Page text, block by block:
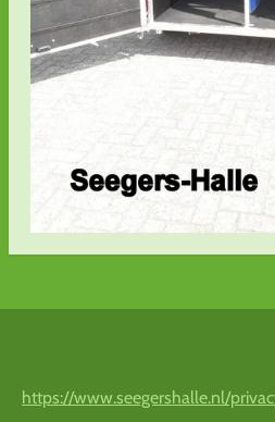
https://www.seegershalle.nl/